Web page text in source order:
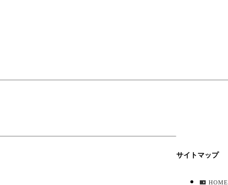
サイトマップ
HOME